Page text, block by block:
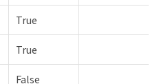
True
True
False